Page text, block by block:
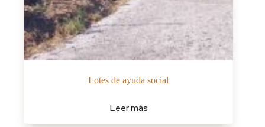
Lotes de ayuda social
Leer más